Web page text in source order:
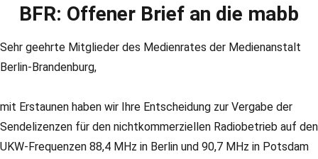
BFR: Offener Brief an die mabb
Sehr geehrte Mitglieder des Medienrates der Medienanstalt
Berlin-Brandenburg,
mit Erstaunen haben wir Ihre Entscheidung zur Vergabe der
Sendelizenzen für den nichtkommerziellen Radiobetrieb auf den
UKW-Frequenzen 88,4 MHz in Berlin und 90,7 MHz in Potsdam